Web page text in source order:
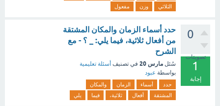
الثلاثي
وزن مفعول
0
تصويتات
1
إجابة
حدد أسماء الزمان والمكان المشتقة
من أفعال ثلاثية، فيما يلي: _ ؟ - مع
الشرح
سُئل مارس 20 في تصنيف أسئلة تعليمية
بواسطة عبود
حدد أسماء الزمان
والمكان
المشتقة
أفعال ثلاثية، فيما يلي